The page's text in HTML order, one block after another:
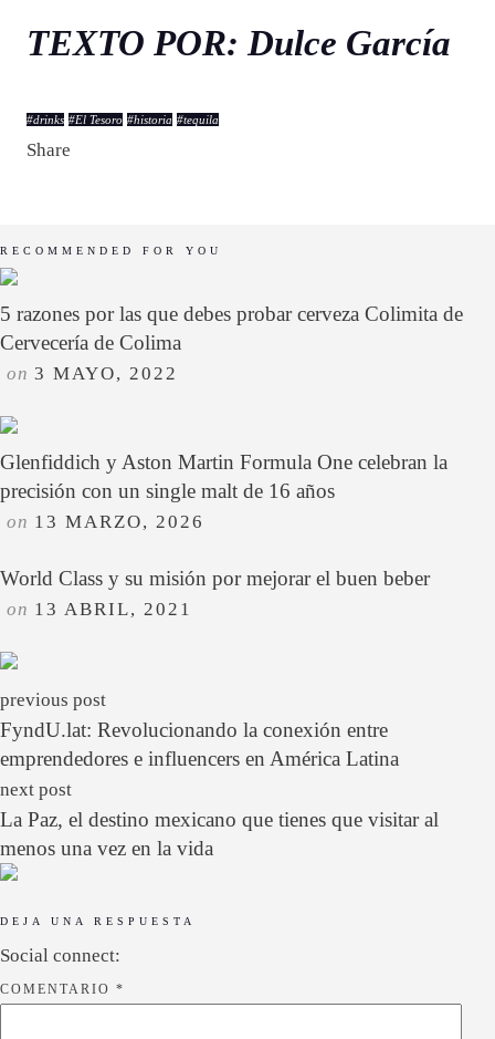
TEXTO POR: Dulce García
#drinks #El Tesoro #historia #tequila
Share
RECOMMENDED FOR YOU
5 razones por las que debes probar cerveza Colimita de
Cervecería de Colima
on 3 MAYO, 2022
Glenfiddich y Aston Martin Formula One celebran la
precisión con un single malt de 16 años
on 13 MARZO, 2026
World Class y su misión por mejorar el buen beber
on 13 ABRIL, 2021
previous post
FyndU.lat: Revolucionando la conexión entre
emprendedores e influencers en América Latina
next post
La Paz, el destino mexicano que tienes que visitar al
menos una vez en la vida
DEJA UNA RESPUESTA
Social connect:
COMENTARIO *